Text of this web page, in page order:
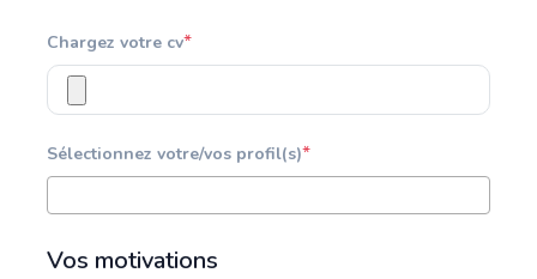
Chargez votre cv*
Sélectionnez votre/vos profil(s)*
Vos motivations